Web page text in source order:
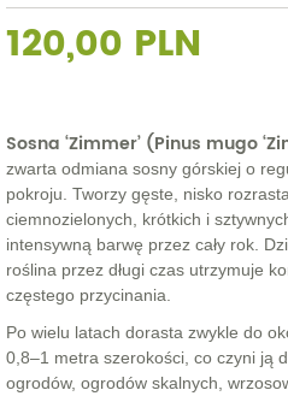
120,00 PLN
Sosna ‘Zimmer’ (Pinus mugo
zwarta odmiana sosny górskiej o
pokroju. Tworzy gęste, nisko
ciemnozielonych, krótkich i
intensywną barwę przez cały rok.
roślina przez długi czas utrzymuje
częstego przycinania.
Po wielu latach dorasta zwykle do
0,8–1 metra szerokości, co czyni ją
ogrodów, ogrodów skalnych,